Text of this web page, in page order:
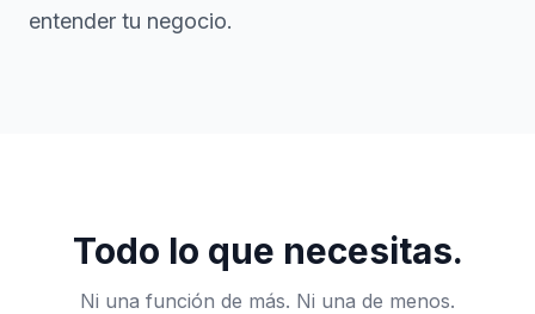
entender tu negocio.
Todo lo que necesitas.
Ni una función de más. Ni una de menos.